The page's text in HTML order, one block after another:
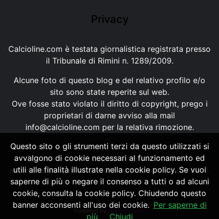
Privacy
Calcioline.com è testata giornalistica registrata presso
il Tribunale di Rimini n. 1289/2009.
Alcune foto di questo blog e del relativo profilo e/o
sito sono state reperite sul web.
Ove fosse stato violato il diritto di copyright, prego i
proprietari di darne avviso alla mail
info@calcioline.com per la relativa rimozione.
Ogni testo e foto di proprietà di Calcioline.com non
possono essere copiati o riprodotti, senza
autorizzazione, ai sensi della normativa n.29 del 2001.
Powered by SpheraHouse
Questo sito o gli strumenti terzi da questo utilizzati si
avvalgono di cookie necessari al funzionamento ed
utili alle finalità illustrate nella cookie policy. Se vuoi
saperne di più o negare il consenso a tutti o ad alcuni
cookie, consulta la cookie policy. Chiudendo questo
banner acconsenti all'uso dei cookie. Per saperne di
più
Chiudi